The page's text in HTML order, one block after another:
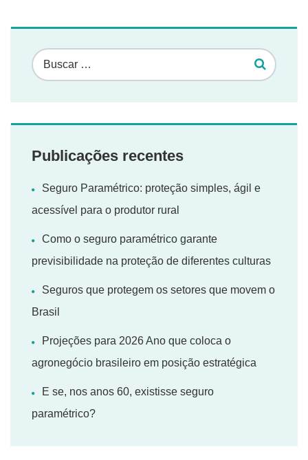
Publicações recentes
Seguro Paramétrico: proteção simples, ágil e
acessível para o produtor rural
Como o seguro paramétrico garante
previsibilidade na proteção de diferentes culturas
Seguros que protegem os setores que movem o
Brasil
Projeções para 2026 Ano que coloca o
agronegócio brasileiro em posição estratégica
E se, nos anos 60, existisse seguro
paramétrico?